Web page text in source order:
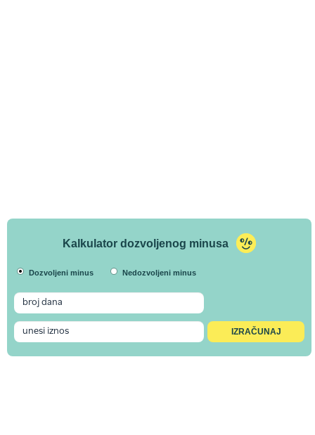
Kalkulator dozvoljenog minusa
Dozvoljeni minus Nedozvoljeni minus